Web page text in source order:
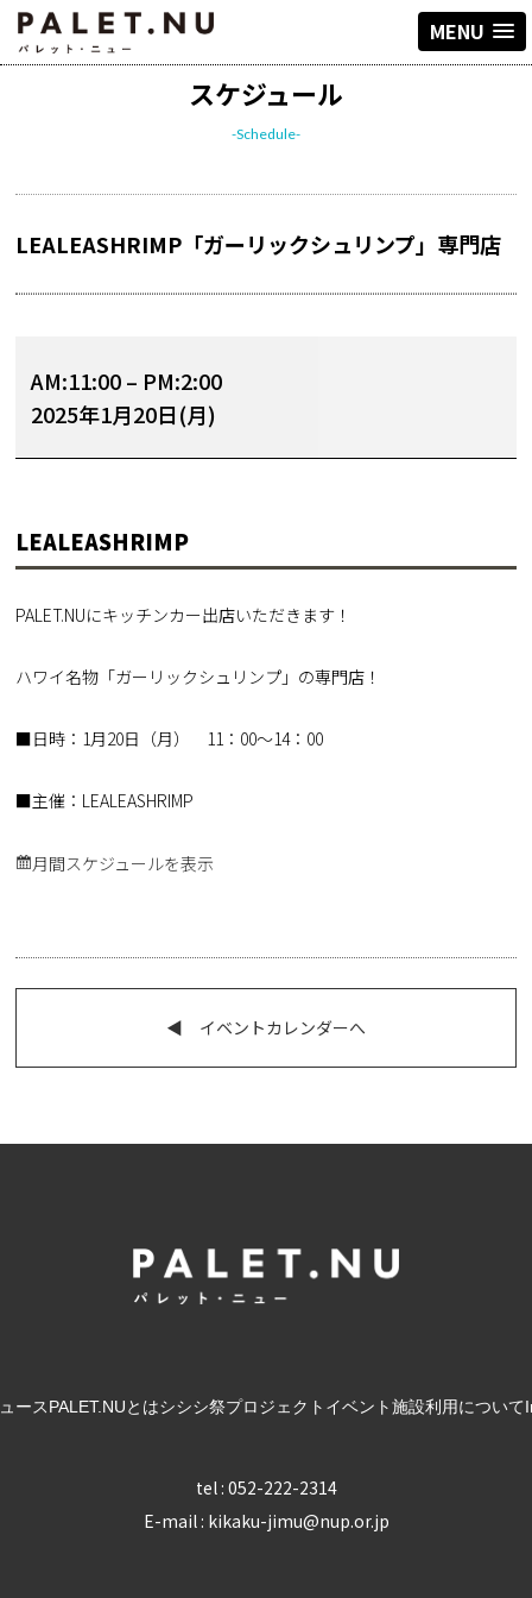
MENU
スケジュール
-Schedule-
LEALEASHRIMP「ガーリックシュリンプ」専門店
AM:11:00– PM:2:00
2025年1月20日(月)
LEALEASHRIMP
PALET.NUにキッチンカー出店いただきます！
ハワイ名物「ガーリックシュリンプ」の専門店！
■日時：1月20日（月） 11：00～14：00
■主催：LEALEASHRIMP
月間スケジュールを表示
◀︎ イベントカレンダーへ
ースPALET.NUとはシシシ祭プロジェクト イベント施設利用について
tel : 052-222-2314
E-mail : kikaku-jimu@nup.or.jp